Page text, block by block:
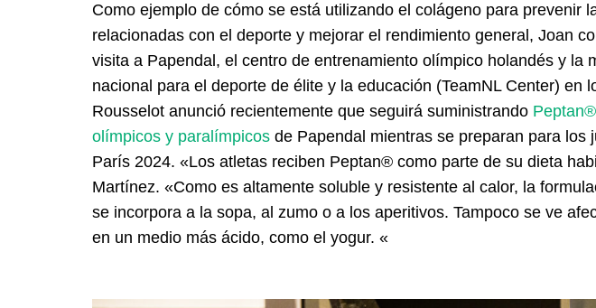
Como ejemplo de cómo se está utilizando el colágeno para prevenir
relacionadas con el deporte y mejorar el rendimiento general, Joan
visita a Papendal, el centro de entrenamiento olímpico holandés y la
nacional para el deporte de élite y la educación (TeamNL Center) en
Rousselot anunció recientemente que seguirá suministrando
olímpicos y paralímpicos de Papendal mientras se preparan para los
París 2024. «Los atletas reciben Peptan® como parte de su dieta
Martínez. «Como es altamente soluble y resistente al calor, la
se incorpora a la sopa, al zumo o a los aperitivos. Tampoco se ve
en un medio más ácido, como el yogur. «